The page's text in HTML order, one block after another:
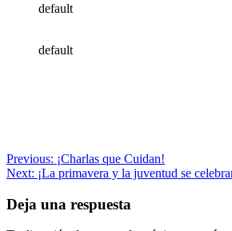
default
default
Navegación
de
entradas
Previous: ¡Charlas que Cuidan!
Next: ¡La primavera y la juventud se
Deja una respuesta